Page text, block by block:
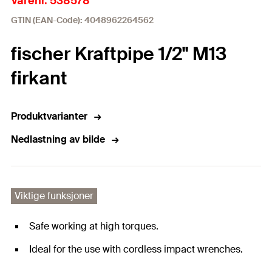
GTIN (EAN-Code): 4048962264562
fischer Kraftpipe 1/2" M13
firkant
Produktvarianter
Nedlastning av bilde
Viktige funksjoner
Safe working at high torques.
Ideal for the use with cordless impact wrenches.